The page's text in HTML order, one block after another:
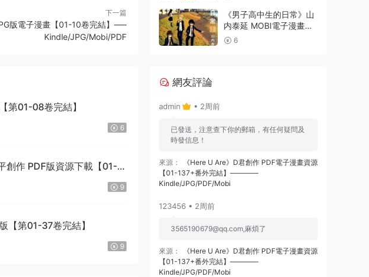
下一篇
版電子漫畫【01-10卷完結】—–
Kindle/JPG/Mobi/PDF
第01-08卷完結】
6
創作 PDF版資源下載【01-
9
【第01-37卷完結】
9
《男子高中生的日常》山
内泰延 MOBI電子漫畫資
源【001-107話完結】
6
網友評論
admin • 2周前
已發送，注意查下你的郵箱，有任何疑問及
時發信息！
來源：
《Here U Are》D君創作 PDF電子漫畫資源
【01-137+番外完結】————
Kindle/JPG/PDF/Mobi
123456 • 2周前
3565190679@qq.com,麻煩了
來源：
《Here U Are》D君創作 PDF電子漫畫資源
【01-137+番外完結】————
Kindle/JPG/PDF/Mobi